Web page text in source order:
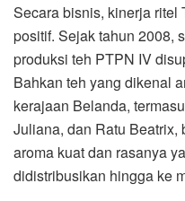
Secara bisnis, kinerja ritel
positif. Sejak tahun 2008,
produksi teh PTPN IV
Bahkan teh yang dikenal
kerajaan Belanda,
Juliana, dan Ratu Beatrix,
aroma kuat dan rasanya
didistribusikan hingga ke